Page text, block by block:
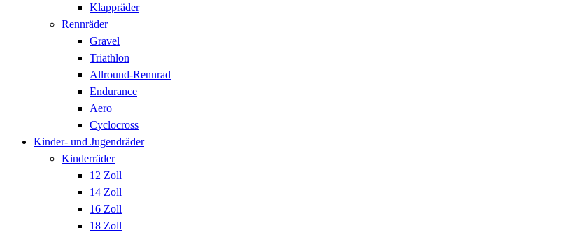
Klappräder
Rennräder
Gravel
Triathlon
Allround-Rennrad
Endurance
Aero
Cyclocross
Kinder- und Jugendräder
Kinderräder
12 Zoll
14 Zoll
16 Zoll
18 Zoll